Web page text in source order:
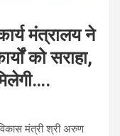
मंत्रालय ने
को सराहा,
मंत्री श्री अरुण